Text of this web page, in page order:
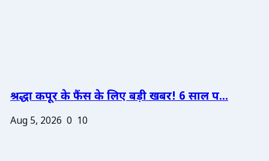
श्रद्धा कपूर के फैंस के लिए बड़ी खबर! 6 साल प...
Aug 5, 2026 0 10